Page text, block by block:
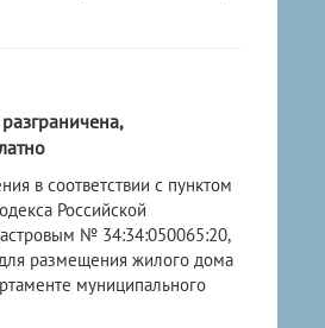
в соответствии с пунктом
Российской
№ 34:34:050065:20,
размещения жилого дома
муниципального